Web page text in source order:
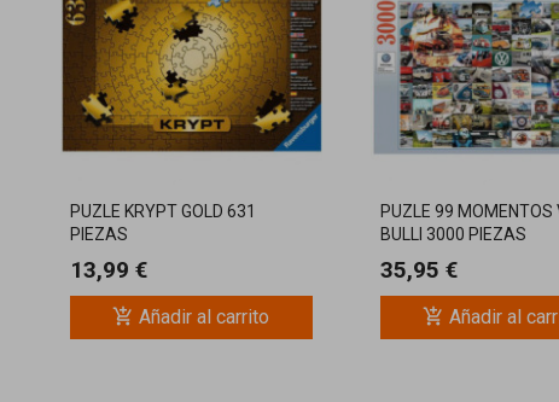
PUZLE KRYPT GOLD 631
PIEZAS
13,99 €
add_shopping_cart Añadir al carrito
PUZLE 99 MOMENTOS
BULLI 3000 PIEZAS
35,95 €
add_shopping_cart Añadir al